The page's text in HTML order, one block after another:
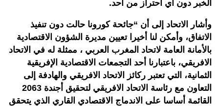
الخبر دون أي احتراز من أحد.
وأشار الاتحاد إلى أن “جائحة كورونا حالت دون تنفيذ
الاتفاق، وأمكن لنا أخيرا تعيين مديرة الشؤون الاقتصادية
بالأمانة العامة لاتحاد المغرب العربي ، ممثلة له في الاتحاد
الافريقي، باعتبارنا أحد التجمعات الاقتصادية الإفريقية
الثمانية، التي تعتبر ركائز الاتحاد الافريقي والهادفة إلى
التعاون مع رئاسة الاتحاد الافريقي لتحقيق أجندة 2063
القائمة أساسا على الاندماج الاقتصادي القاري الذي يتحقق